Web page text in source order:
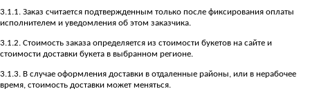
3.1.1. Заказ считается подтвержденным только после фиксирования оплаты
исполнителем и уведомления об этом заказчика.
3.1.2. Стоимость заказа определяется из стоимости букетов на сайте и
стоимости доставки букета в выбранном регионе.
3.1.3. В случае оформления доставки в отдаленные районы, или в нерабочее
время, стоимость доставки может меняться.